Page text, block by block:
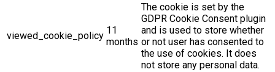
viewed_cookie_policy 11
months
The cookie is set by the
GDPR Cookie Consent plugin
and is used to store whether
or not user has consented to
the use of cookies. It does
not store any personal data.